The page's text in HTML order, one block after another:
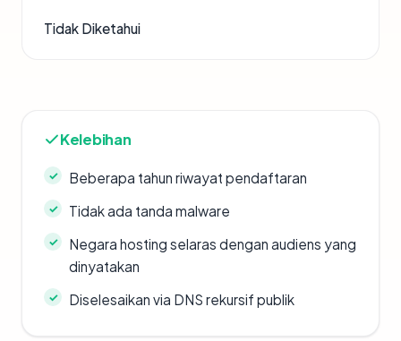
Tidak Diketahui
Kelebihan
Beberapa tahun riwayat pendaftaran
Tidak ada tanda malware
Negara hosting selaras dengan audiens yang
dinyatakan
Diselesaikan via DNS rekursif publik